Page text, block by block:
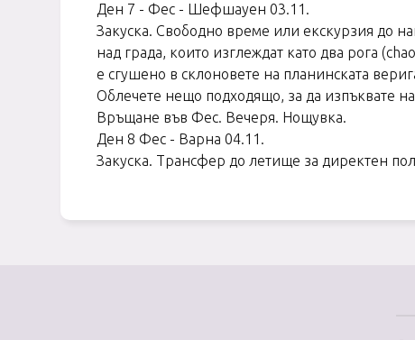
Ден 7 - Фес - Шефшауен 03.11.
Закуска. Свободно време или екскурзия до
над града, които изглеждат като два рога
е сгушено в склоновете на планинската
Облечете нещо подходящо, за да изпъквате
Връщане във Фес. Вечеря. Нощувка.
Ден 8 Фес - Варна 04.11.
Закуска. Трансфер до летище за директен